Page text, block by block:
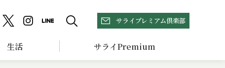
サライプレミアム倶楽部
生活 サライPremium